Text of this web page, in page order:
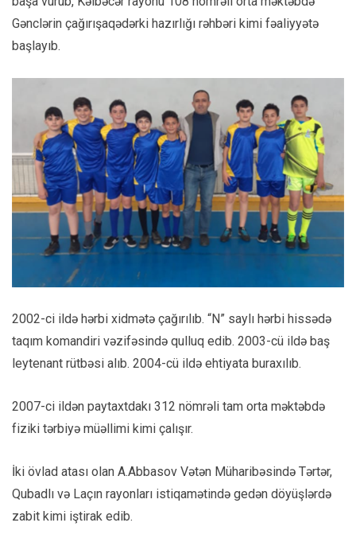
Gənclərin çağırışaqədərki hazırlığı rəhbəri kimi fəaliyyətə
başlayıb.
2002-ci ildə hərbi xidmətə çağırılıb. “N” saylı hərbi hissədə
taqım komandiri vəzifəsində qulluq edib. 2003-cü ildə baş
leytenant rütbəsi alıb. 2004-cü ildə ehtiyata buraxılıb.
2007-ci ildən paytaxtdakı 312 nömrəli tam orta məktəbdə
fiziki tərbiyə müəllimi kimi çalışır.
İki övlad atası olan A.Abbasov Vətən Müharibəsində Tərtər,
Qubadlı və Laçın rayonları istiqamətində gedən döyüşlərdə
zabit kimi iştirak edib.